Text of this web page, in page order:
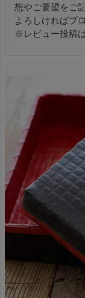
想やご要望をご
よろしければプ
※レビュー投稿